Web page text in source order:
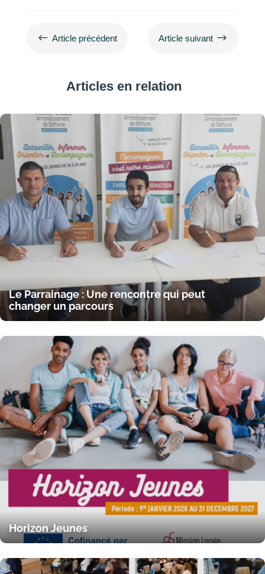
# Article précédent Article suivant $
Articles en relation
Le Parrainage : Une rencontre qui peut
changer un parcours
Horizon Jeunes